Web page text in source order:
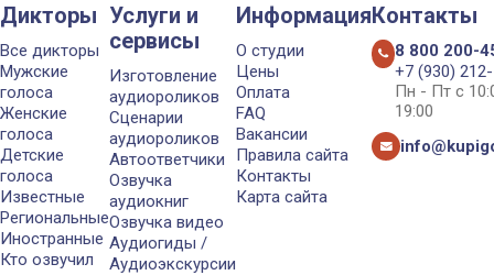
Дикторы
Все дикторы
Мужские
голоса
Женские
голоса
Детские
голоса
Известные
Региональные
Иностранные
Кто озвучил
Услуги и
сервисы
Изготовление
аудиороликов
Сценарии
аудиороликов
Автоответчики
Озвучка
аудиокниг
Озвучка видео
Аудиогиды /
Аудиоэкскурсии
Информация
О студии
Цены
Оплата
FAQ
Вакансии
Правила сайта
Контакты
Карта сайта
Контакты
8 800 200-
+7 (930)
Пн - Пт с
19:00